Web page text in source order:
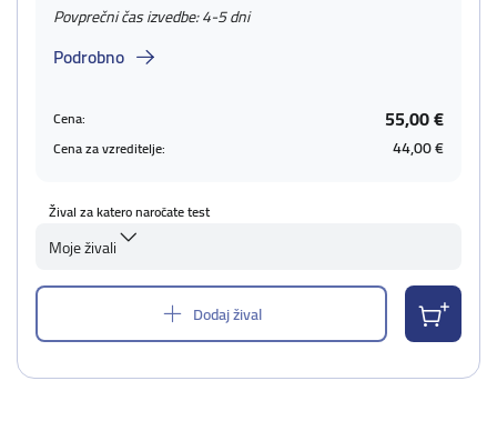
Povprečni čas izvedbe: 4-5 dni
Podrobno
Cena: 55,00 €
Cena za vzreditelje: 44,00 €
Žival za katero naročate test
Moje živali
Dodaj žival